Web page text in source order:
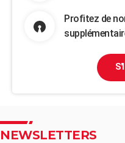
Profitez de
NEWSLETTERS